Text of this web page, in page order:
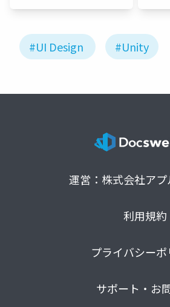
#UI Design #Unity
運営：株式会社ア
利用規約
プライバシー
サポート・お